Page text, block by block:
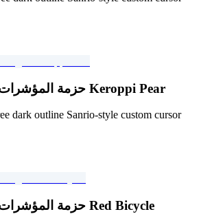
حزمة المؤشرات المخصصة المجانية Keroppi Pear
dark outline Sanrio-style custom cursor
حزمة المؤشرات المخصصة المجانية Red Bicycle